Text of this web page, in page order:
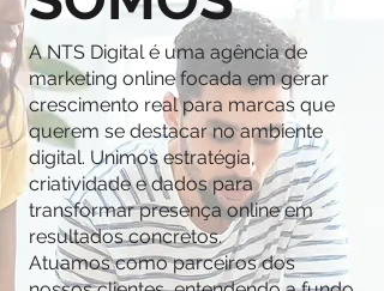
A NTS Digital é uma agência de
marketing online focada em gerar
crescimento real para marcas que
querem se destacar no ambiente
digital. Unimos estratégia,
criatividade e dados para
transformar presença online em
resultados concretos.
Atuamos como parceiros dos